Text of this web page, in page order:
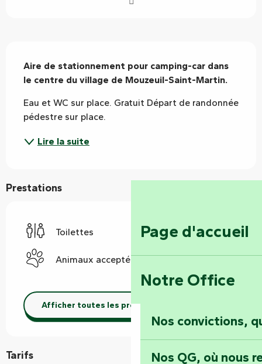
Page d'accueil
Notre Office
Nos convictions,
Nos QG, où nous
Aire de stationnement pour camping-car dans
le centre du village de Mouzeuil-Saint-Martin.
Eau et WC sur place. Gratuit Départ de randonnée
pédestre sur place.
Lire la suite
Prestations
Toilettes
Animaux acceptés
Afficher toutes les prestations
Tarifs